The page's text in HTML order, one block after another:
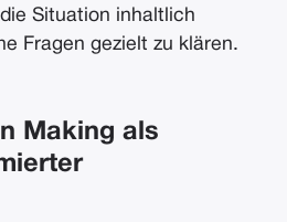
Situation inhaltlich
Fragen gezielt zu klären.
Making als